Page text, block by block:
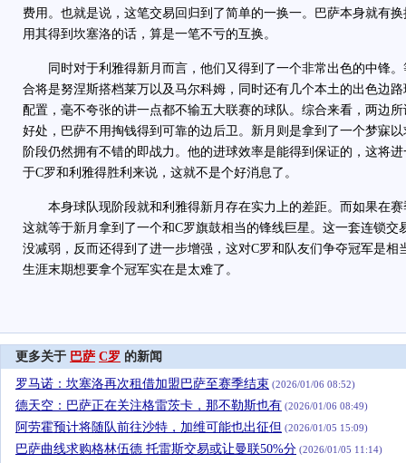
费用。也就是说，这笔交易回归到了简单的一换一。巴萨本身就有
用其得到坎塞洛的话，算是一笔不亏的互换。
同时对于利雅得新月而言，他们又得到了一个非常出色的中锋。
合将是努涅斯搭档莱万以及马尔科姆，同时还有几个本土的出色边
配置，毫不夸张的讲一点都不输五大联赛的球队。综合来看，两边
好处，巴萨不用掏钱得到可靠的边后卫。新月则是拿到了一个梦寐
阶段仍然拥有不错的即战力。他的进球效率是能得到保证的，这将
于C罗和利雅得胜利来说，这就不是个好消息了。
本身球队现阶段就和利雅得新月存在实力上的差距。而如果在赛
这就等于新月拿到了一个和C罗旗鼓相当的锋线巨星。这一套连锁交
没减弱，反而还得到了进一步增强，这对C罗和队友们争夺冠军是相
生涯末期想要拿个冠军实在是太难了。
更多关于 巴萨 C罗 的新闻
罗马诺：坎塞洛再次租借加盟巴萨至赛季结束 (2026/01/06 08:52)
德天空：巴萨正在关注格雷茨卡，那不勒斯也有 (2026/01/06 08:49)
阿劳霍预计将随队前往沙特，加维可能也出征但 (2026/01/05 15:09)
巴萨曲线求购格林伍德 托雷斯交易或让曼联50%分 (2026/01/05 11:14)